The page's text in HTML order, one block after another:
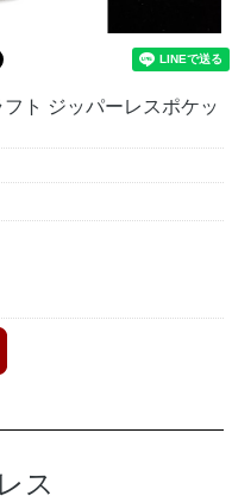
ト ジッパーレスポケッ
ス